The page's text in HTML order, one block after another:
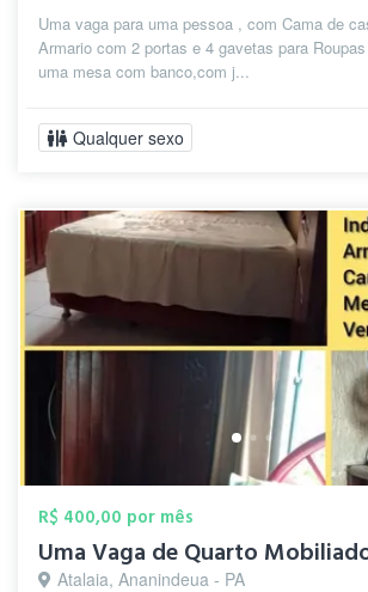
Uma vaga para uma pessoa , com Cama de
Armario com 2 portas e 4 gavetas para
uma mesa com banco,com j...
Qualquer sexo
R$ 400,00 por mês
Atalaia, Ananindeua - PA